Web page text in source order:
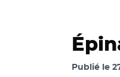
Publié le